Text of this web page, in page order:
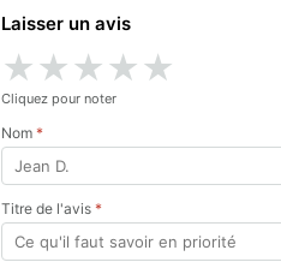
Laisser un avis
★★★★★
Cliquez pour noter
Nom *
Titre de l'avis *